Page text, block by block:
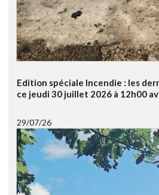
Edition spéciale Incendie : les
ce jeudi 30 juillet 2026 à 12h00
29/07/26